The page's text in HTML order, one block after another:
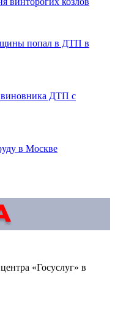
попал в ДТП в
виновника ДТП с
в Москве
«Госуслуг» в